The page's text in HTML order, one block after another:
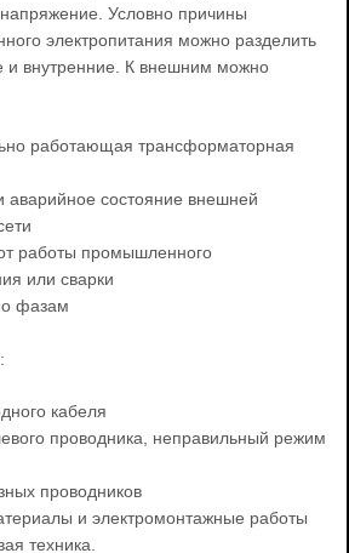
Условно причины
электропитания можно разделить
и внутренние. К внешним можно
работающая трансформаторная
аварийное состояние внешней
работы промышленного
или сварки
фазам
кабеля
проводника, неправильный режим
проводников
и электромонтажные работы
техника.